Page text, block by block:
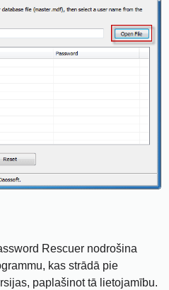
Rescuer nodrošina
kas strādā pie
paplašinot tā lietojamību.